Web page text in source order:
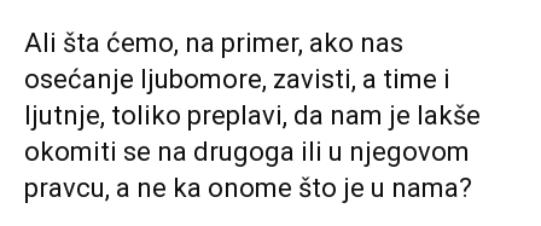
Ali šta ćemo, na primer, ako nas
osećanje ljubomore, zavisti, a time i
ljutnje, toliko preplavi, da nam je lakše
okomiti se na drugoga ili u njegovom
pravcu, a ne ka onome što je u nama?